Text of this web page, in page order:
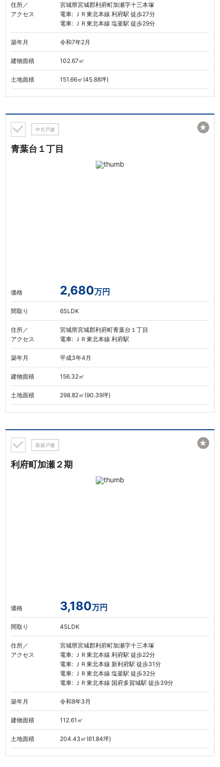
住所／
アクセス
宮城県宮城郡利府町加瀬字十三本塚
電車: ＪＲ東北本線 利府駅 徒歩27分
電車: ＪＲ東北本線 塩釜駅 徒歩29分
築年月 令和7年2月
建物面積 102.67㎡
土地面積 151.66㎡(45.88坪)
中古戸建
青葉台１丁目
価格 2,680万円
間取り 6SLDK
住所／
アクセス
宮城県宮城郡利府町青葉台１丁目
電車: ＪＲ東北本線 利府駅
築年月 平成3年4月
建物面積 156.32㎡
土地面積 298.82㎡(90.39坪)
★
新築戸建
利府町加瀬２期
価格 3,180万円
間取り 4SLDK
住所／
アクセス
宮城県宮城郡利府町加瀬字十三本塚
電車: ＪＲ東北本線 利府駅 徒歩22分
電車: ＪＲ東北本線 新利府駅 徒歩31分
電車: ＪＲ東北本線 塩釜駅 徒歩32分
電車: ＪＲ東北本線 国府多賀城駅 徒歩39分
築年月 令和8年3月
建物面積 112.61㎡
土地面積 204.43㎡(61.84坪)
★